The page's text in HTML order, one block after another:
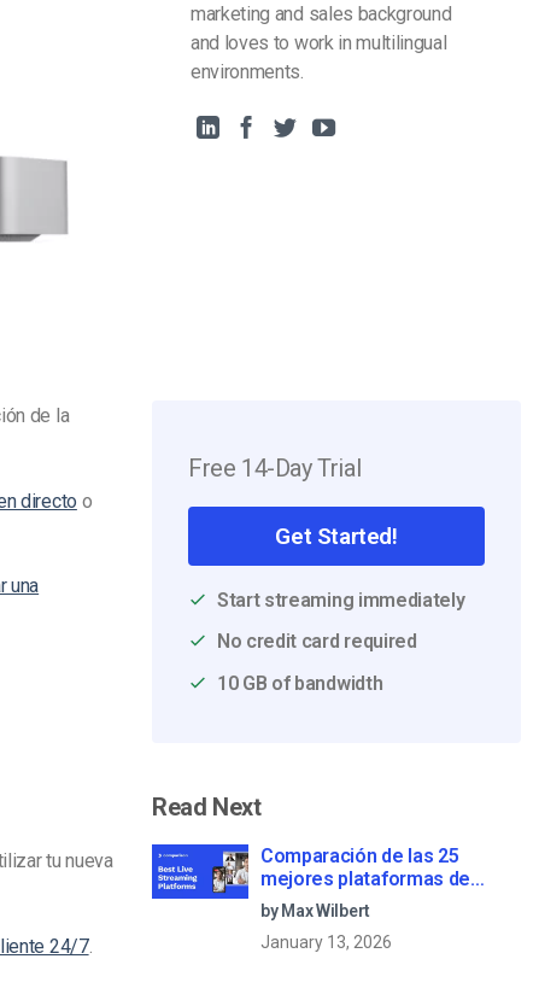
marketing and sales background
and loves to work in multilingual
environments.
de la
directo o
una
tu nueva
24/7.
Free 14-Day Trial
Get Started!
Start streaming immediately
No credit card required
10 GB of bandwidth
Read Next
Comparación de las 25
mejores plataformas de
streaming en directo en 2025
by Max Wilbert
January 13, 2026